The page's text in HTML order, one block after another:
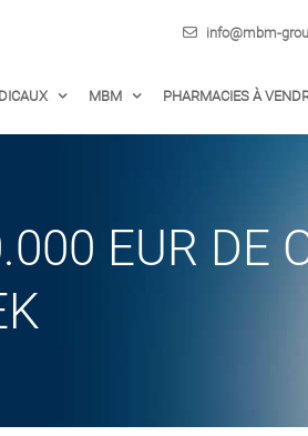
info@mbm-
MBM PHARMACIES À
EUR DE